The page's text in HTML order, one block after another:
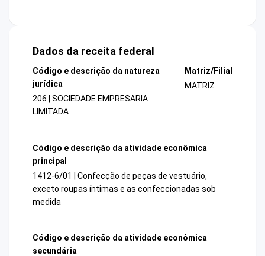
Dados da receita federal
Código e descrição da natureza
jurídica
206 | SOCIEDADE EMPRESARIA
LIMITADA
Matriz/Filial
MATRIZ
Código e descrição da atividade econômica
principal
1412-6/01 | Confecção de peças de vestuário,
exceto roupas íntimas e as confeccionadas sob
medida
Código e descrição da atividade econômica
secundária